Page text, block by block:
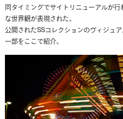
同タイミングでサイトリニューアルが
な世界観が表現された。
公開されたSSコレクションのヴィジュ
一部をここで紹介。